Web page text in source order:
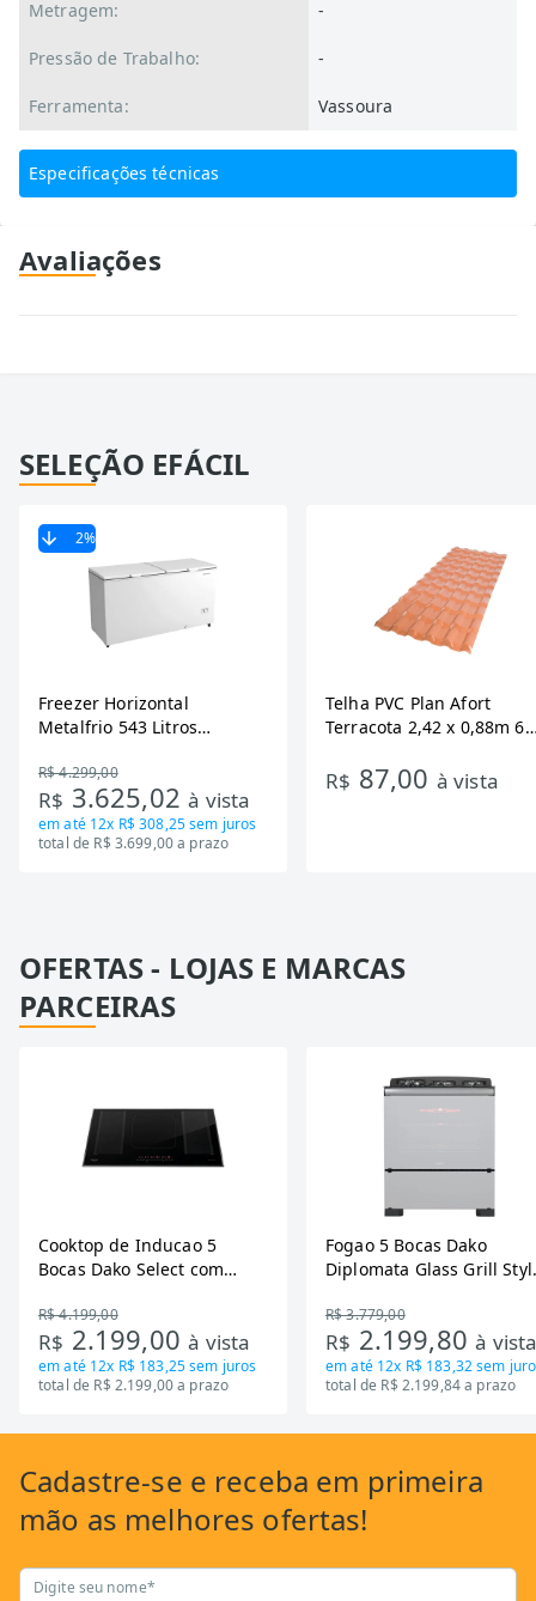
Metragem: -
Pressão de Trabalho: -
Ferramenta: Vassoura
Especificações técnicas
Avaliações
SELEÇÃO EFÁCIL
2%
Freezer Horizontal
Metalfrio 543 Litros
Tecnologia Inverter, Branco,
Bivolt
R$ 4.299,00
R$ 3.625,02à vista
em até 12x R$ 308,25sem juros
total de R$ 3.699,00 a prazo
Telha PVC Plan Afort
Terracota 2,42 x 0,88m 6
R$ 87,00 à vista
OFERTAS - LOJAS E MARCAS
PARCEIRAS
Cooktop de Inducao 5
Bocas Dako Select com
R$ 4.199,00
R$ 2.199,00à vista
em até 12x R$ 183,25sem juros
total de R$ 2.199,00 a prazo
Fogao 5 Bocas Dako
Diplomata Glass Grill
R$ 3.779,00
R$ 2.199,80à
em até 12x R$ 183,32sem
total de R$ 2.199,84 a prazo
Cadastre-se e receba em primeira
mão as melhores ofertas!
Digite seu nome*